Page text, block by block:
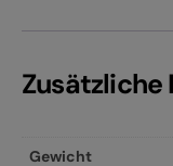
Gewicht